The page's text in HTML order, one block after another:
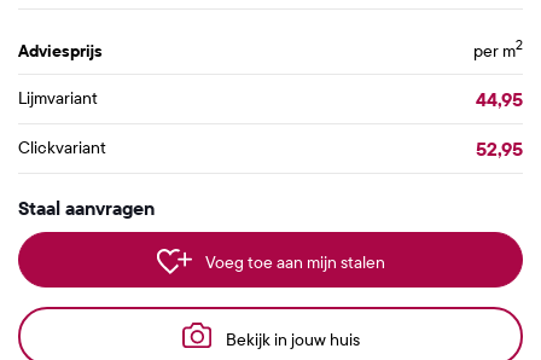
Adviesprijs per m2
Lijmvariant 44,95
Clickvariant 52,95
Staal aanvragen
Voeg toe aan mijn stalen
Bekijk in jouw huis